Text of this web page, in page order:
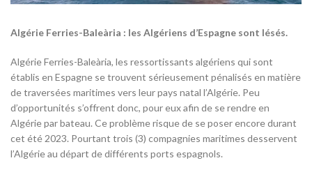
Algérie Ferries-Baleària : les Algériens d’Espagne sont lésés.
Algérie Ferries-Baleària, les ressortissants algériens qui sont
établis en Espagne se trouvent sérieusement pénalisés en matière
de traversées maritimes vers leur pays natal l’Algérie. Peu
d’opportunités s’offrent donc, pour eux afin de se rendre en
Algérie par bateau. Ce problème risque de se poser encore durant
cet été 2023. Pourtant trois (3) compagnies maritimes desservent
l’Algérie au départ de différents ports espagnols.